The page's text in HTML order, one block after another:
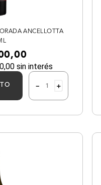
ANCELLOTTA
,00
,00sin interés
＋
－